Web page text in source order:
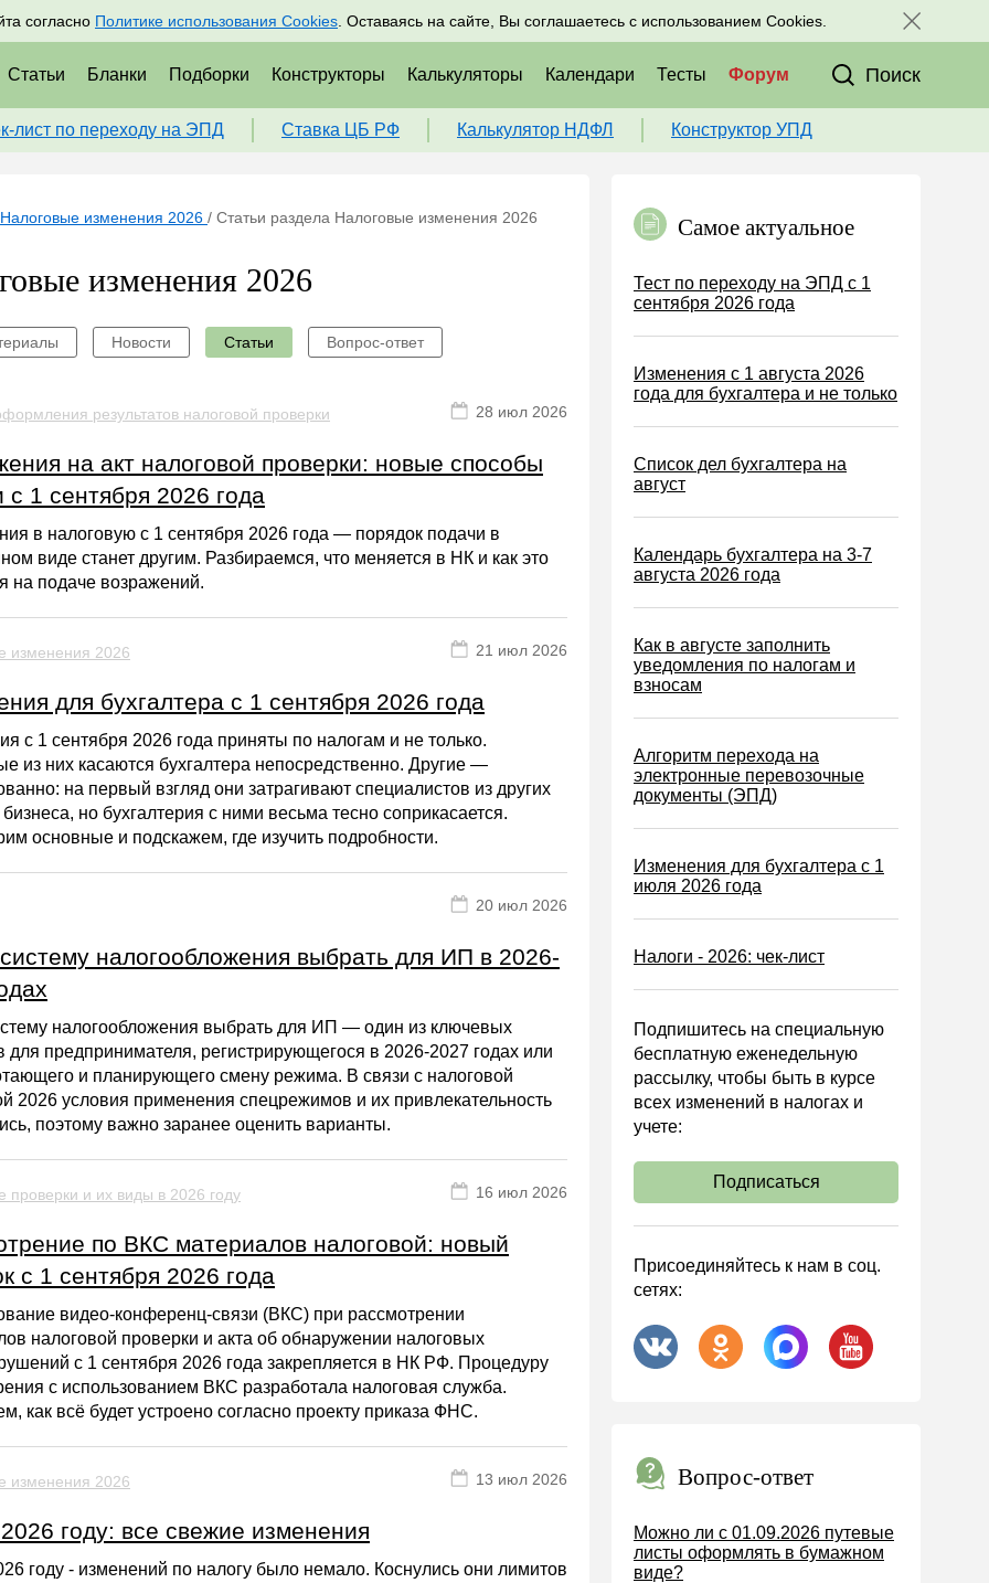
согласно Политике использования Cookies . Оставаясь на сайте, Вы соглашаетесь с использованием Cookies.
Подписаться Присоединяйтесь к нам в соц. сетях:
Статьи Бланки Подборки Конструкторы Калькуляторы Календари Тесты Форум Поиск
лист по переходу на ЭПД Ставка ЦБ РФ Калькулятор НДФЛ Конструктор УПД
Самое актуальное
Тест по переходу на ЭПД с 1
сентября 2026 года
Изменения с 1 августа 2026
года для бухгалтера и не только
Список дел бухгалтера на
август
Календарь бухгалтера на 3-7
августа 2026 года
Как в августе заполнить
уведомления по налогам и
взносам
Алгоритм перехода на
электронные перевозочные
документы (ЭПД)
Изменения для бухгалтера с 1
июля 2026 года
Налоги - 2026: чек-лист
Подпишитесь на специальную
бесплатную еженедельную
рассылку, чтобы быть в курсе
всех изменений в налогах и
учете:
Подписаться
Присоединяйтесь к нам в соц.
сетях:
Вопрос-ответ
Можно ли с 01.09.2026 путевые
листы оформлять в бумажном
виде?
Налоговые изменения 2026 / Статьи раздела Налоговые изменения 2026
изменения 2026
Новости Статьи Вопрос-ответ
результатов налоговой проверки 28 июл 2026
на акт налоговой проверки: новые способы
с 1 сентября 2026 года
в налоговую с 1 сентября 2026 года — порядок подачи в
виде станет другим. Разбираемся, что меняется в НК и как это
на подаче возражений.
изменения 2026 21 июл 2026
для бухгалтера с 1 сентября 2026 года
с 1 сентября 2026 года приняты по налогам и не только.
из них касаются бухгалтера непосредственно. Другие —
на первый взгляд они затрагивают специалистов из других
бизнеса, но бухгалтерия с ними весьма тесно соприкасается.
основные и подскажем, где изучить подробности.
20 июл 2026
налогообложения выбрать для ИП в 2026-
налогообложения выбрать для ИП — один из ключевых
для предпринимателя, регистрирующегося в 2026-2027 годах или
и планирующего смену режима. В связи с налоговой
2026 условия применения спецрежимов и их привлекательность
поэтому важно заранее оценить варианты.
проверки и их виды в 2026 году 16 июл 2026
по ВКС материалов налоговой: новый
с 1 сентября 2026 года
видео-конференц-связи (ВКС) при рассмотрении
налоговой проверки и акта об обнаружении налоговых
с 1 сентября 2026 года закрепляется в НК РФ. Процедуру
с использованием ВКС разработала налоговая служба.
как всё будет устроено согласно проекту приказа ФНС.
изменения 2026 13 июл 2026
году: все свежие изменения
году - изменений по налогу было немало. Коснулись они лимитов